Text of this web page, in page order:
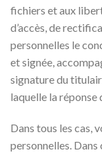
fichiers et aux
d’accès, de
personnelles le
et signée,
signature du
laquelle la réponse
Dans tous les cas,
personnelles. Dans